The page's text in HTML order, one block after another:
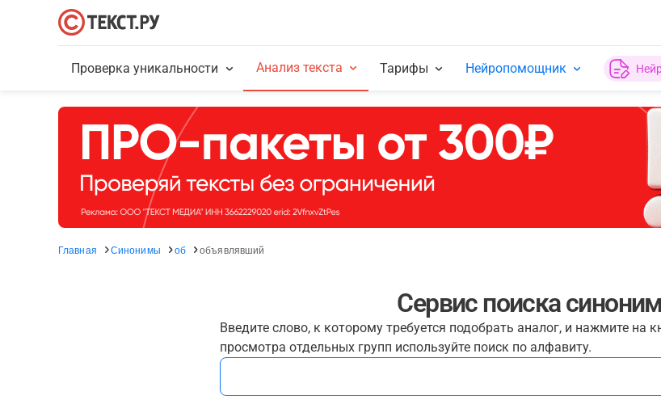
Проверка уникальности Анализ текста Тарифы Нейропомощник
Главная Синонимы об объявлявший
Сервис поиска
Введите слово, к которому требуется подобрать аналог, и нажмите на
просмотра отдельных групп используйте поиск по алфавиту.